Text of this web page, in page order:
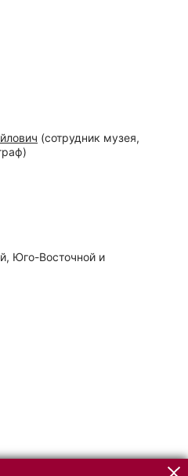
(сотрудник музея,
Юго-Восточной и